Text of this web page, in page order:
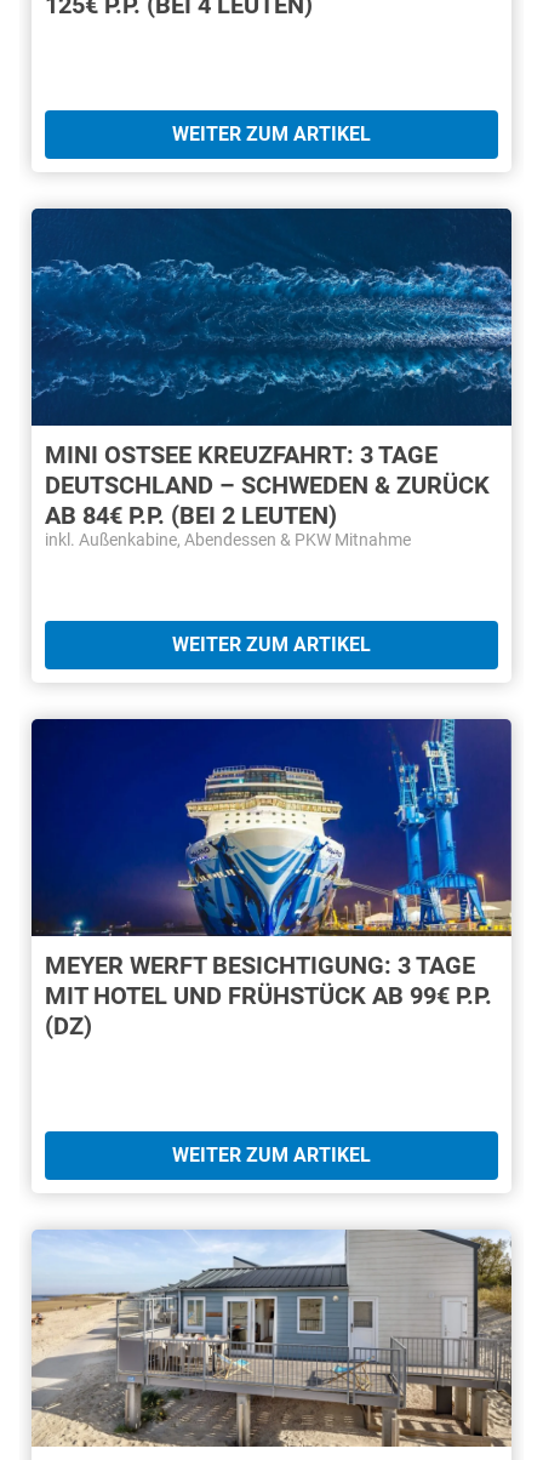
WEITER ZUM ARTIKEL
MINI OSTSEE KREUZFAHRT: 3 TAGE
DEUTSCHLAND – SCHWEDEN & ZURÜCK
AB 84€ P.P. (BEI 2 LEUTEN)
inkl. Außenkabine, Abendessen & PKW Mitnahme
WEITER ZUM ARTIKEL
MEYER WERFT BESICHTIGUNG: 3 TAGE
MIT HOTEL UND FRÜHSTÜCK AB 99€ P.P.
(DZ)
WEITER ZUM ARTIKEL